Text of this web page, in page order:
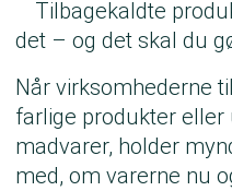
Tilbagekaldte
det – og det skal du
Når virksomhederne
farlige produkter eller
madvarer, holder
med, om varerne nu